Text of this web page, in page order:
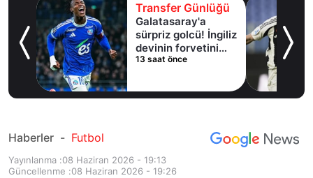
Transfer Günlüğü
Galatasaray'a
sürpriz golcü! İngiliz
devinin forvetini
istiyor
13 saat önce
Haberler - Futbol
Yayınlanma :08 Haziran 2026 - 19:13
Güncellenme :08 Haziran 2026 - 19:26